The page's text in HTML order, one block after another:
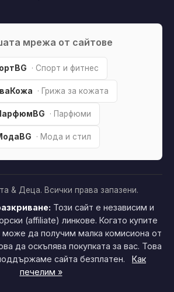
мрежа от сайтове
· Спорт и фитнес
· Грижа за кожата
· Парфюми
· Мода и стил
& Деца. Всички права запазени.
Този сайт е независим и
(affiliate) линкове. Когато купите
може да получим малка комисиона от
да оскъпява покупката за вас. Това
сайта безплатен.
Как
печелим »